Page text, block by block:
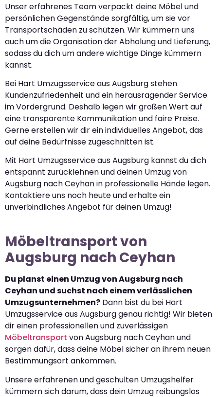
Unser erfahrenes Team verpackt deine Möbel und
persönlichen Gegenstände sorgfältig, um sie vor
Transportschäden zu schützen. Wir kümmern uns
auch um die Organisation der Abholung und Lieferung,
sodass du dich um andere wichtige Dinge kümmern
kannst.
Bei Hart Umzugsservice aus Augsburg stehen
Kundenzufriedenheit und ein herausragender Service
im Vordergrund. Deshalb legen wir großen Wert auf
eine transparente Kommunikation und faire Preise.
Gerne erstellen wir dir ein individuelles Angebot, das
auf deine Bedürfnisse zugeschnitten ist.
Mit Hart Umzugsservice aus Augsburg kannst du dich
entspannt zurücklehnen und deinen Umzug von
Augsburg nach Ceyhan in professionelle Hände legen.
Kontaktiere uns noch heute und erhalte ein
unverbindliches Angebot für deinen Umzug!
Möbeltransport von
Augsburg nach Ceyhan
Du planst einen Umzug von Augsburg nach
Ceyhan und suchst nach einem verlässlichen
Umzugsunternehmen? Dann bist du bei Hart
Umzugsservice aus Augsburg genau richtig! Wir bieten
dir einen professionellen und zuverlässigen
Möbeltransport von Augsburg nach Ceyhan und
sorgen dafür, dass deine Möbel sicher an ihrem neuen
Bestimmungsort ankommen.
Unsere erfahrenen und geschulten Umzugshelfer
kümmern sich darum, dass dein Umzug reibungslos